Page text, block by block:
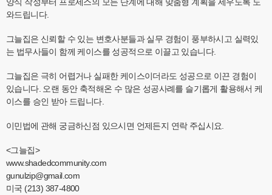
양식 작성부터 프로세스의 모든 단계에 대해 맞춤형 계획을 세우도록 도
와드립니다.
그늘집은 신뢰할 수 있는 변호사분들과 실무 경험이 풍부하시고 실력있
는 법무사들이 함께 케이스를 성공적으로 이끌고 있습니다.
그늘집은 극히 어렵거나 실패한 케이스이더라도 성공으로 이끈 경험이
있습니다. 오랜 동안 축적해온 수 많은 성공사례를 슬기롭게 활용해서 케
이스를 승인 받아 드립니다.
이민법에 관해 궁금하신점 있으시면 언제든지 연락 주십시요.
<그늘집>
www.shadedcommunity.com
gunulzip@gmail.com
미국 (213) 387-4800